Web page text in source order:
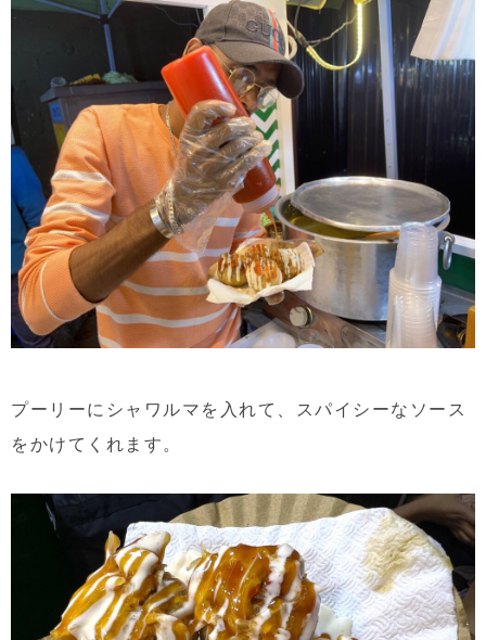
プーリーにシャワルマを入れて、スパイシーなソース
をかけてくれます。